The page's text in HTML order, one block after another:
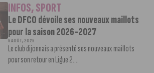
INFOS,SPORT
Le DFCO dévoile ses nouveaux maillots
pour la saison 2026-2027
6 AOÛT, 2026
Le club dijonnais a présenté ses nouveaux maillots
pour son retour en Ligue 2....